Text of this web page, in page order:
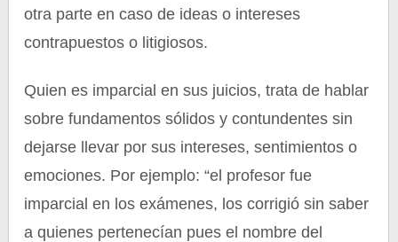
otra parte en caso de ideas o intereses
contrapuestos o litigiosos.
Quien es imparcial en sus juicios, trata de hablar
sobre fundamentos sólidos y contundentes sin
dejarse llevar por sus intereses, sentimientos o
emociones. Por ejemplo: “el profesor fue
imparcial en los exámenes, los corrigió sin saber
a quienes pertenecían pues el nombre del